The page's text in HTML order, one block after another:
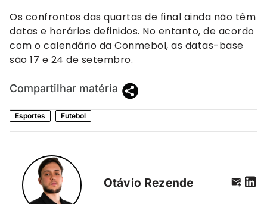
Os confrontos das quartas de final ainda não têm
datas e horários definidos. No entanto, de acordo
com o calendário da Conmebol, as datas-base
são 17 e 24 de setembro.
Compartilhar matéria
Esportes Futebol
Otávio Rezende